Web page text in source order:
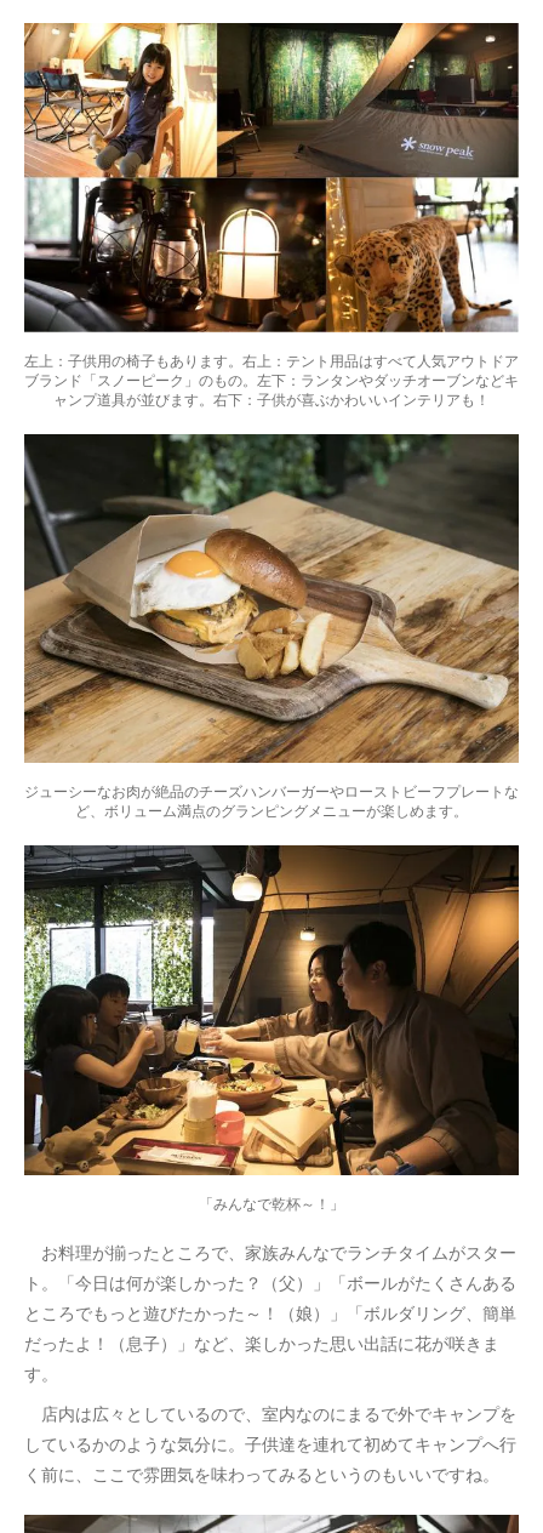
左上：子供用の椅子もあります。右上：テント用品はすべて人気アウトドア
ブランド「スノーピーク」のもの。左下：ランタンやダッチオーブンなどキ
ャンプ道具が並びます。右下：子供が喜ぶかわいいインテリアも！
ジューシーなお肉が絶品のチーズハンバーガーやローストビーフプレートな
ど、ボリューム満点のグランピングメニューが楽しめます。
「みんなで乾杯～！」
お料理が揃ったところで、家族みんなでランチタイムがスター
ト。「今日は何が楽しかった？（父）」「ボールがたくさんある
ところでもっと遊びたかった～！（娘）」「ボルダリング、簡単
だったよ！（息子）」など、楽しかった思い出話に花が咲きま
す。
店内は広々としているので、室内なのにまるで外でキャンプを
しているかのような気分に。子供達を連れて初めてキャンプへ行
く前に、ここで雰囲気を味わってみるというのもいいですね。